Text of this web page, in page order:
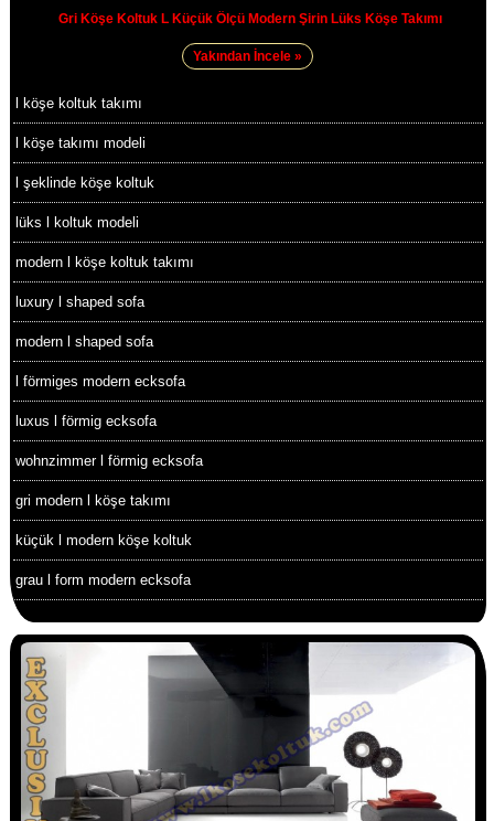
Gri Köşe Koltuk L Küçük Ölçü Modern Şirin Lüks Köşe Takımı
Yakından İncele »
l köşe koltuk takımı
l köşe takımı modeli
l şeklinde köşe koltuk
lüks l koltuk modeli
modern l köşe koltuk takımı
luxury l shaped sofa
modern l shaped sofa
l förmiges modern ecksofa
luxus l förmig ecksofa
wohnzimmer l förmig ecksofa
gri modern l köşe takımı
küçük l modern köşe koltuk
grau l form modern ecksofa